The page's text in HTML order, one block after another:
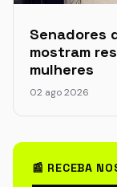
Senadores
mostram
mulheres
02 ago 2026
📰 RECEBA